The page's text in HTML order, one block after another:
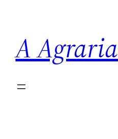
contenido
A Agraria